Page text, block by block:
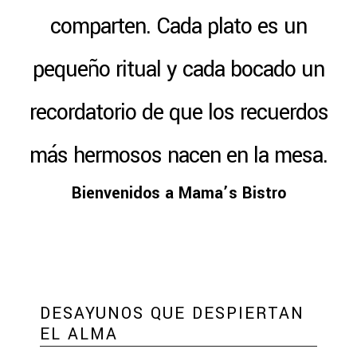
comparten. Cada plato es un
pequeño ritual y cada bocado un
recordatorio de que los recuerdos
más hermosos nacen en la mesa.
Bienvenidos a Mama’s Bistro
DESAYUNOS QUE DESPIERTAN
EL ALMA